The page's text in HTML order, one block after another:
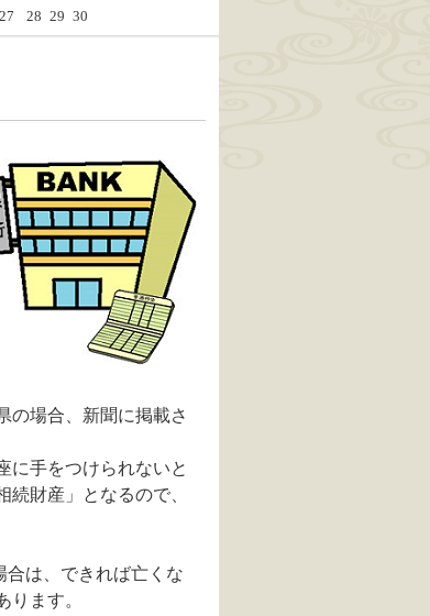
27 28 29 30
の場合、新聞に掲載さ
に手をつけられないと
財産」となるので、
合は、できれば亡くな
ます。